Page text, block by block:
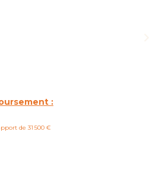
:
de 31 500 €